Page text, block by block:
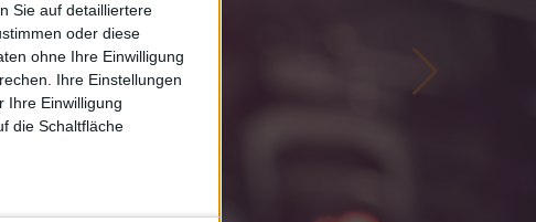
Sie auf detailliertere
oder diese
ohne Ihre Einwilligung
Ihre Einstellungen
Ihre Einwilligung
die Schaltfläche